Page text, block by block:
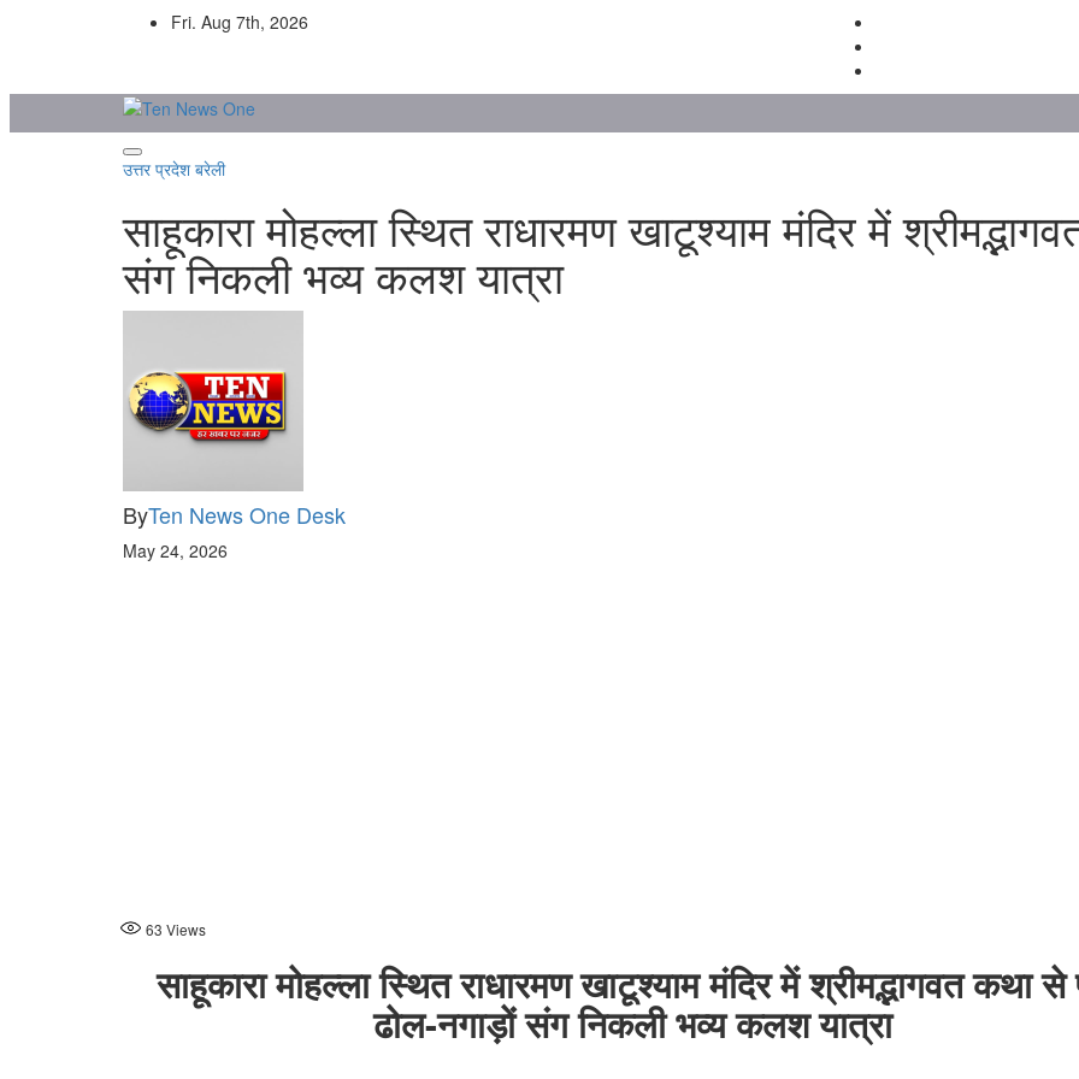
Fri. Aug 7th, 2026
उत्तर प्रदेश बरेली
साहूकारा मोहल्ला स्थित राधारमण खाटूश्याम मंदिर में
संग निकली भव्य कलश यात्रा
ByTen News One Desk
May 24, 2026
63 Views
साहूकारा मोहल्ला स्थित राधारमण खाटूश्याम मंदिर में श्रीमद्भागवत कथा से
ढोल-नगाड़ों संग निकली भव्य कलश यात्रा